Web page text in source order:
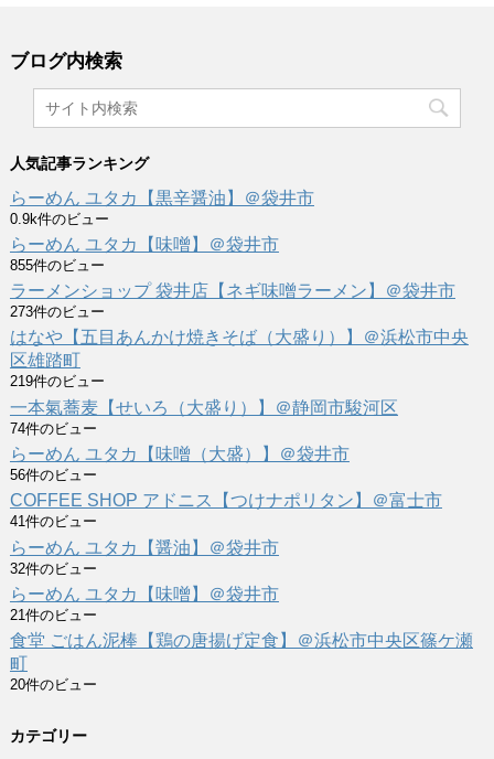
ブログ内検索
人気記事ランキング
らーめん ユタカ【黒辛醤油】＠袋井市
0.9k件のビュー
らーめん ユタカ【味噌】＠袋井市
855件のビュー
ラーメンショップ 袋井店【ネギ味噌ラーメン】＠袋井市
273件のビュー
はなや【五目あんかけ焼きそば（大盛り）】＠浜松市中央
区雄踏町
219件のビュー
一本氣蕎麦【せいろ（大盛り）】＠静岡市駿河区
74件のビュー
らーめん ユタカ【味噌（大盛）】＠袋井市
56件のビュー
COFFEE SHOP アドニス【つけナポリタン】＠富士市
41件のビュー
らーめん ユタカ【醤油】＠袋井市
32件のビュー
らーめん ユタカ【味噌】＠袋井市
21件のビュー
食堂 ごはん泥棒【鶏の唐揚げ定食】＠浜松市中央区篠ケ瀬
町
20件のビュー
カテゴリー